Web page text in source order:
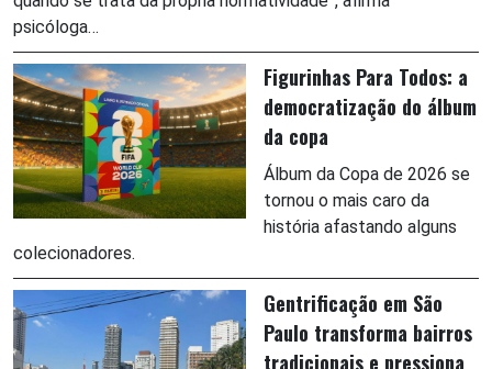
psicóloga…
Figurinhas Para Todos: a
democratização do álbum
da copa
Álbum da Copa de 2026 se
tornou o mais caro da
história afastando alguns
colecionadores.
Gentrificação em São
Paulo transforma bairros
tradicionais e pressiona